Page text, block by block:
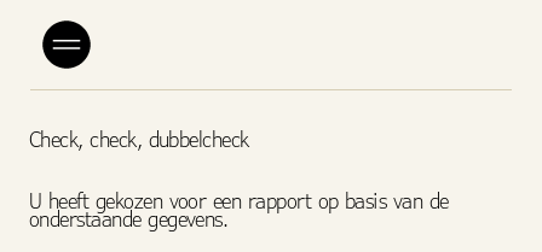
Check, check, dubbelcheck
U heeft gekozen voor een rapport op basis van de
onderstaande gegevens.